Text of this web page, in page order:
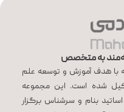
به متخصص
هدف آموزش و توسعه علم
شده است. این مجموعه
بنام و سرشناس برگزار